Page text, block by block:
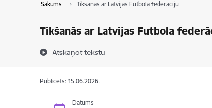
Sākums Tikšanās ar Latvijas Futbola federāciju
Tikšanās ar Latvijas Futbola
Atskaņot tekstu
Publicēts: 15.06.2026.
Datums